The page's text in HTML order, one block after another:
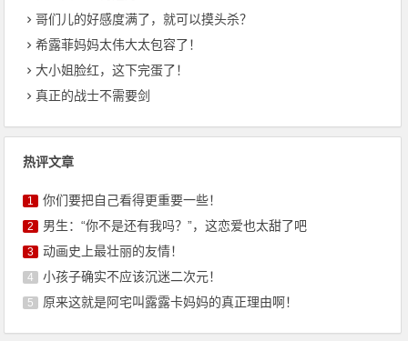
哥们儿的好感度满了，就可以摸头杀？
希露菲妈妈太伟大太包容了！
大小姐脸红，这下完蛋了！
真正的战士不需要剑
热评文章
1 你们要把自己看得更重要一些！
2 男生：“你不是还有我吗？”，这恋爱也太甜了吧
3 动画史上最壮丽的友情！
4 小孩子确实不应该沉迷二次元！
5 原来这就是阿宅叫露露卡妈妈的真正理由啊！